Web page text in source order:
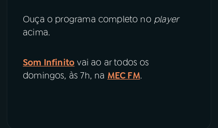
Ouça o programa completo no player
acima.
Som Infinito vai ao ar todos os
domingos, às 7h, na MEC FM.